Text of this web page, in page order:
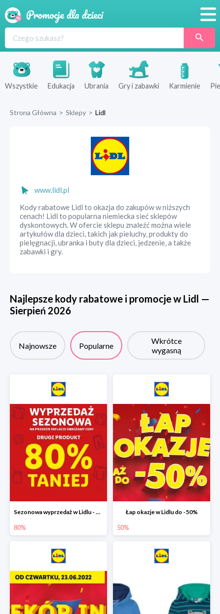
Produkty
Sklepy
Wszystkie Edukacja Ubrania Gry i zabawki Karmienie
Strona Główna > Sklepy > Lidl
www.lidl.pl
Kody rabatowe Lidl to okazja do zakupów w niższych
cenach! Lidl to popularna niemiecka sieć sklepów
dyskontowych. W ofercie sklepu znaleźć można wiele
artykułów dla dzieci, takich jak pieluchy, produkty do
pielęgnacji, ubranka i buty dla dzieci, jedzenie, a także
zabawki i gry.
Najlepsze kody rabatowe i promocje w Lidl —
Sierpień 2026
Najnowsze Popularne
Wkrótce
wygasną
Sezonowa wyprzedaż w Lidlu - drugi produkt -80%
80%
Łap okazje w Lidlu do -50%
50%